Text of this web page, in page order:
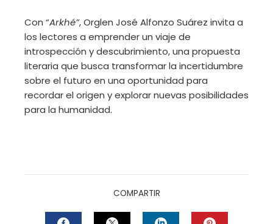
Con “Arkhé”, Orglen José Alfonzo Suárez invita a
los lectores a emprender un viaje de
introspección y descubrimiento, una propuesta
literaria que busca transformar la incertidumbre
sobre el futuro en una oportunidad para
recordar el origen y explorar nuevas posibilidades
para la humanidad.
COMPARTIR